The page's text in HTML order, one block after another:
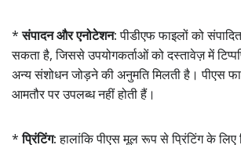
*संपादन और एनोटेशन:पीडीएफ फाइलों को
सकता है, जिससे उपयोगकर्ताओं को दस्तावेज़ में
अन्य संशोधन जोड़ने की अनुमति मिलती है। पीएस
आमतौर पर उपलब्ध नहीं होती हैं।
*प्रिंटिंग:हालांकि पीएस मूल रूप से प्रिंटिंग के लिए